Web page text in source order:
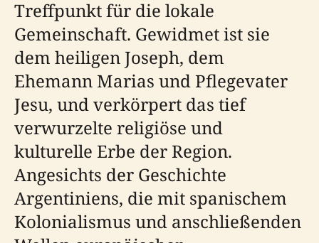
Treffpunkt für die lokale
Gemeinschaft. Gewidmet ist sie
dem heiligen Joseph, dem
Ehemann Marias und Pflegevater
Jesu, und verkörpert das tief
verwurzelte religiöse und
kulturelle Erbe der Region.
Angesichts der Geschichte
Argentiniens, die mit spanischem
Kolonialismus und anschließenden